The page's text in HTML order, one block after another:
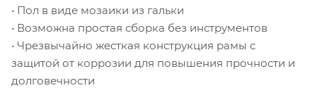
• Пол в виде мозаики из гальки
• Возможна простая сборка без инструментов
• Чрезвычайно жесткая конструкция рамы с
защитой от коррозии для повышения прочности и
долговечности